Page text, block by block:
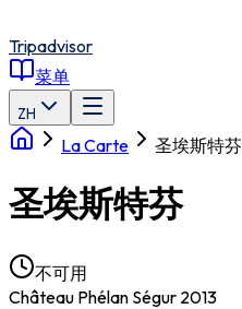
Tripadvisor
菜单
ZH
La Carte 圣埃斯特芬
圣埃斯特芬
不可用
Château Phélan Ségur 2013